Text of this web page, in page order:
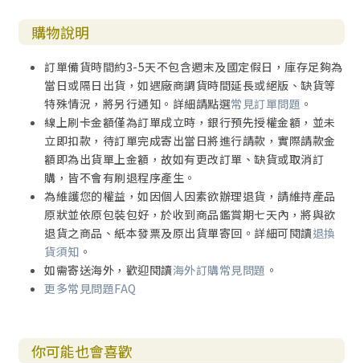
購物說明
訂單備貨時間約3-5天不包含週末及國定假日，庫存足夠為
當日或隔日出貨，如遇廠商調貨時間延長或絕版、缺貨等
特殊情況，將另行通知。詳細請點選常見訂單問題 。
線上刷卡金額僅為訂單成立時，銀行預先授權金額，並未
立即扣款，待訂單完成寄出當日將進行請款，實際請款金
額即為出貨單上金額，故如有更改訂單、缺貨或取消訂
購，皆不會有刷退程序產生。
為維護您的權益，如因個人因素欲辦理退貨，請維持產品
原狀並依原包裝包好，於收到商品鑑賞期七天內，將與欲
退貨之商品、紙本發票及原出貨單寄回。詳細可閱讀退換
貨須知 。
如需寄送海外，歡迎閱讀海外訂購常見問題 。
更多常見問題FAQ
你可能也會喜歡